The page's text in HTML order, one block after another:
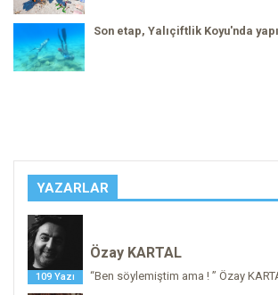
Son etap, Yalıçiftlik Koyu'nda
YAZARLAR
109 Yazı
Özay KARTAL
“Ben söylemiştim ama ! ” Özay